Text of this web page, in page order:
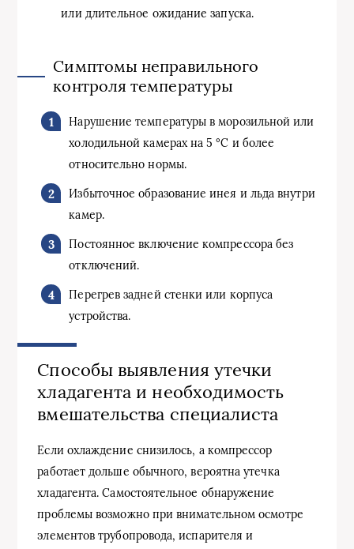
или длительное ожидание запуска.
Симптомы неправильного
контроля температуры
Нарушение температуры в морозильной или
холодильной камерах на 5 °C и более
относительно нормы.
Избыточное образование инея и льда внутри
камер.
Постоянное включение компрессора без
отключений.
Перегрев задней стенки или корпуса
устройства.
Способы выявления утечки
хладагента и необходимость
вмешательства специалиста
Если охлаждение снизилось, а компрессор
работает дольше обычного, вероятна утечка
хладагента. Самостоятельное обнаружение
проблемы возможно при внимательном осмотре
элементов трубопровода, испарителя и